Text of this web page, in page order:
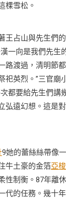
棵雪松。
占山與先生們的
漢一向是我們先生
路渡過，清明節
祀英烈。”三官廟
都要給先生們講
弘遠幻想。這是
9她的蕾絲絲帶像
牛土豪的金箔亞
性制衡。87年離
代的任務。幾十